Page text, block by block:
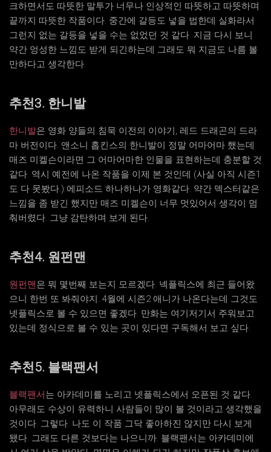
크하면서도 따뜻한 말투가 너무나 인상적인 따뜻하고 따뜻하며
끝까지 따뜻한 작품이다. 중간에 갈등도 넣을 법한데 실화라서
그런지 없는 갈등을 넣을 수는 없었던 것 같다. 지금 다시 보니
약간 엉성한 느낌도 받게 되긴하는데 그래도 뭐 지금도 나름 볼
만하다고 생각한다.
추천3. 한니발
한니발은 영화 양들의 침묵 이전의 이야기, 레드 드래곤의 드라
마 버전이다. 앤소니 홉킨스의 한니발이 정말 어마어마 했는데
매즈 미켈슨이라면 그 어마어마한 인물을 표현하는데 충분할 것
같다. 역시 예전에 나온 작품을 이제 본 것인데 (사실 아직 시즌1
도 다 못봤다.) 에피소드 하나하나가 영화같다. 약간 덱스터같은
느낌을 좀 받긴 했지만 매즈 미켈슨이 너무 멋있어서 생각이 멈
춰버렸다. 그냥 감탄하며 보게 된다.
추천4. 원펀맨
원펀맨은 뭐 몇번째 보는지 모르겠다. 넥플릭스에 최근 들어왔
으니 한번 또 봐줘야지. 4월에 시즌2 애니가 나온다는데 그것도
넷플릭스로 볼 수 있으면 좋겠다. 만화는 여기저기서 주워보고
있는데 정식으로 볼 수 있는 곳이 있다면 구독해서 보고 싶다.
추천5. 블랙팬서
블랙팬서는 아카데미를 노리고 넷플릭스에서 오픈된 것 같다.
아무래도 수상이 유력하니 사람들이 많이 볼 것이라고 생각했을
것이다. 그렇다. 나도 이 작품 그닥 좋아하진 않지만 다시 보게
됐다. 그래도 다른 것보다는 나으니까. 블랙팬서는 아카데미에